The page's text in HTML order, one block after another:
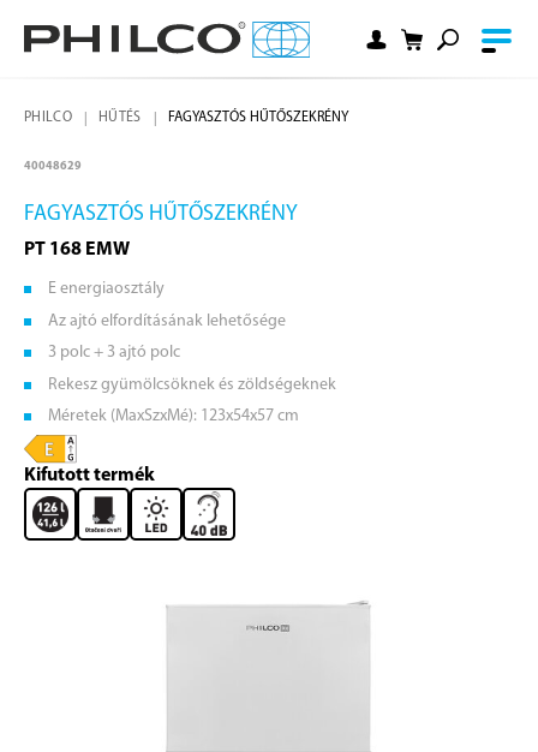
PHILCO HŰTÉS FAGYASZTÓS HŰTŐSZEKRÉNY
40048629
FAGYASZTÓS HŰTŐSZEKRÉNY
PT 168 EMW
E energiaosztály
Az ajtó elfordításának lehetősége
3 polc + 3 ajtó polc
Rekesz gyümölcsöknek és zöldségeknek
Méretek (MaxSzxMé): 123x54x57 cm
Kifutott termék